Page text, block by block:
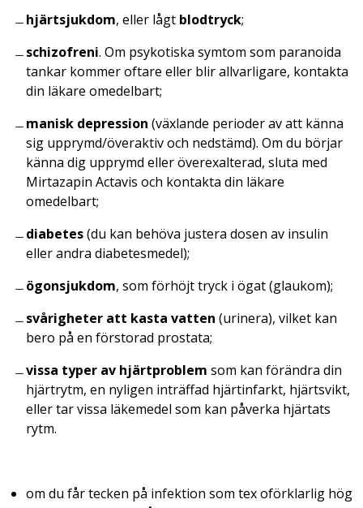
hjärtsjukdom, eller lågt blodtryck;
schizofreni. Om psykotiska symtom som paranoida
tankar kommer oftare eller blir allvarligare, kontakta
din läkare omedelbart;
manisk depression (växlande perioder av att känna
sig upprymd/överaktiv och nedstämd). Om du börjar
känna dig upprymd eller överexalterad, sluta med
Mirtazapin Actavis och kontakta din läkare
omedelbart;
diabetes(du kan behöva justera dosen av insulin
eller andra diabetesmedel);
ögonsjukdom, som förhöjt tryck i ögat (glaukom);
svårigheter att kasta vatten (urinera), vilket kan
bero på en förstorad prostata;
vissa typer av hjärtproblem som kan förändra din
hjärtrytm, en nyligen inträffad hjärtinfarkt, hjärtsvikt,
eller tar vissa läkemedel som kan påverka hjärtats
rytm.
om du får tecken på infektion som tex oförklarlig hög